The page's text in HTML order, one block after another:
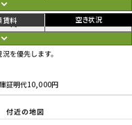
円 ご利用中
を優先します。
証明代10,000円
付近の地図